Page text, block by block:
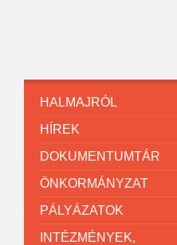
HALMAJRÓL
HÍREK
DOKUMENTUMTÁR
ÖNKORMÁNYZAT
PÁLYÁZATOK
INTÉZMÉNYEK,